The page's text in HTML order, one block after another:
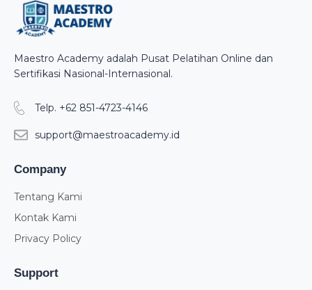
Maestro Academy adalah Pusat Pelatihan Online dan
Sertifikasi Nasional-Internasional.
Telp. +62 851-4723-4146
support@maestroacademy.id
Company
Tentang Kami
Kontak Kami
Privacy Policy
Support